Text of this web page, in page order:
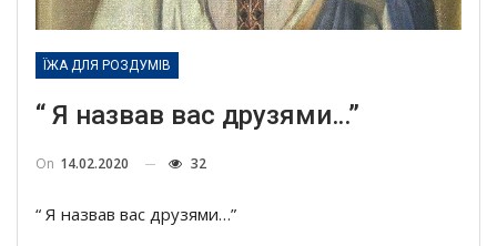
ЇЖА ДЛЯ РОЗДУМІВ
“ Я назвав вас друзями…”
On 14.02.2020 32
“ Я назвав вас друзями…”